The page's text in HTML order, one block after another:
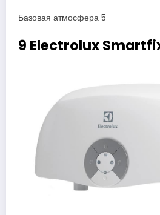
Базовая атмосфера 5
9 Electrolux